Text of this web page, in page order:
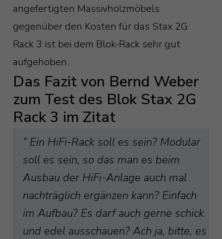
angefertigten Massivholzmöbels
gegenüber den Kosten für das Stax 2G
Rack 3 ist bei dem Blok-Rack sehr gut
aufgehoben.
Das Fazit von Bernd Weber
zum Test des Blok Stax 2G
Rack 3 im Zitat
“ Ein HiFi-Rack soll es sein? Modular
soll es sein, so das man es beim
Ausbau der HiFi-Anlage auch mal
nachträglich ergänzen kann? Einfach
im Aufbau? Es darf auch gerne schick
und edel ausschauen? Ach ja, bitte, es